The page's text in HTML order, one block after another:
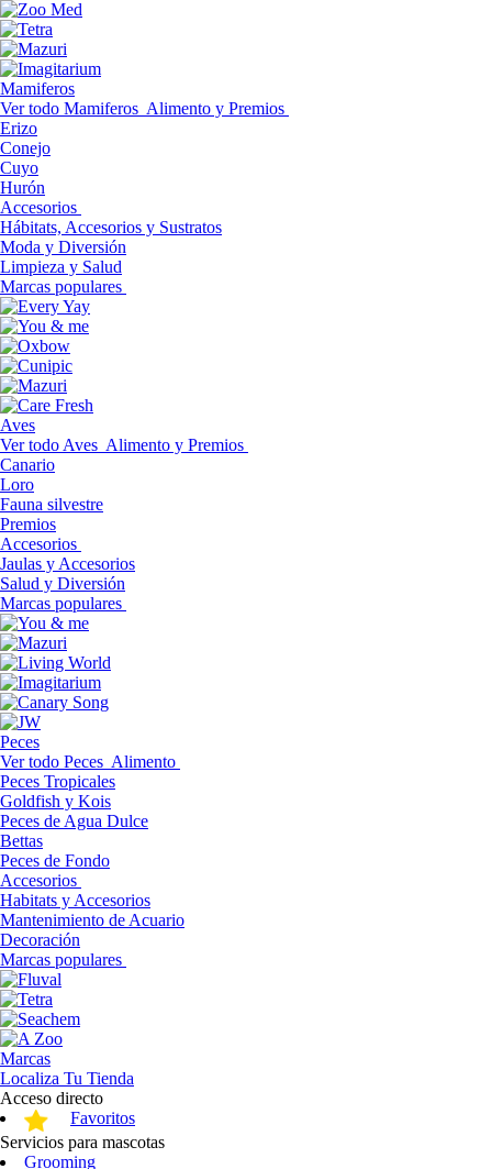
Mamiferos
Ver todo Mamiferos Alimento y Premios
Erizo
Conejo
Cuyo
Hurón
Accesorios
Hábitats, Accesorios y Sustratos
Moda y Diversión
Limpieza y Salud
Marcas populares
Aves
Ver todo Aves Alimento y Premios
Canario
Loro
Fauna silvestre
Premios
Accesorios
Jaulas y Accesorios
Salud y Diversión
Marcas populares
Peces
Ver todo Peces Alimento
Peces Tropicales
Goldfish y Kois
Peces de Agua Dulce
Bettas
Peces de Fondo
Accesorios
Habitats y Accesorios
Mantenimiento de Acuario
Decoración
Marcas populares
Marcas
Localiza Tu Tienda
Acceso directo
Favoritos
Servicios para mascotas
Grooming